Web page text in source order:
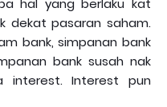
hal yang berlaku kat
dekat pasaran saham.
bank, simpanan bank
bank susah nak
interest. Interest pun